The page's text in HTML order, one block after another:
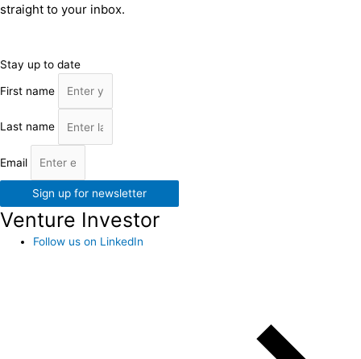
straight to your inbox.
Stay up to date
First name
Last name
Email
Sign up for newsletter
Venture Investor
Follow us on LinkedIn